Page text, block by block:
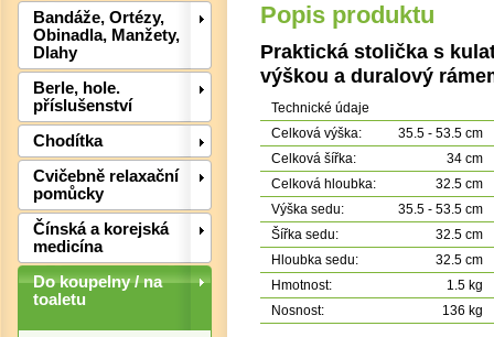
Bandáže, Ortézy,
Obinadla, Manžety,
Dlahy
Berle, hole.
příslušenství
Chodítka
Cvičebně relaxační
pomůcky
Čínská a korejská
medicína
Do koupelny / na
toaletu
Popis produktu
Praktická stolička s
výškou a duralový
Technické údaje
Celková výška:
35.5 - 53.5 cm
Celková šířka:
34 cm
Celková hloubka:
32.5 cm
Výška sedu:
35.5 - 53.5 cm
Šířka sedu:
32.5 cm
Hloubka sedu:
32.5 cm
Hmotnost:
1.5 kg
Nosnost:
136 kg